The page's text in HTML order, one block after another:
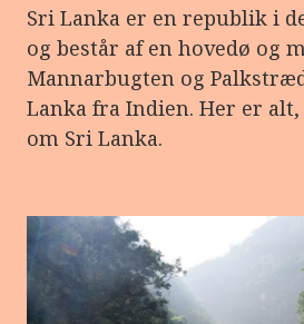
Sri Lanka er en republik i
og består af en hovedø og
Mannarbugten og
Lanka fra Indien. Her er
om Sri Lanka.